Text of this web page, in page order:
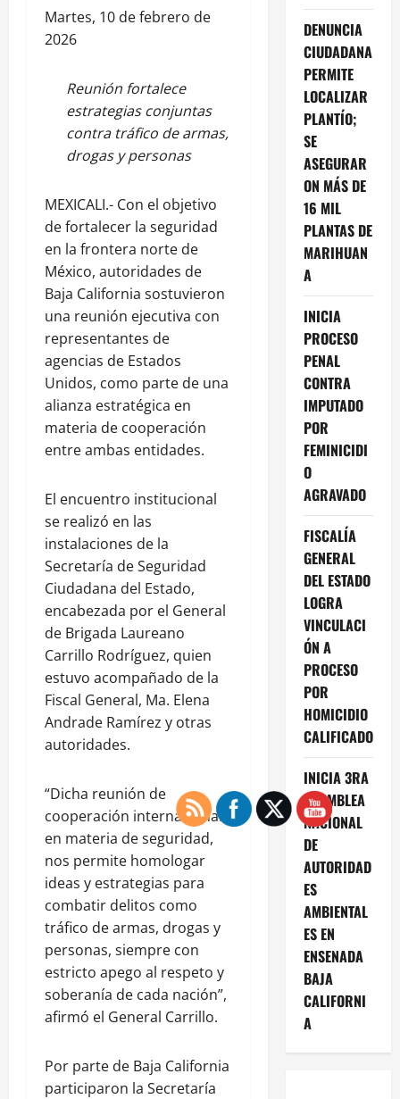
Martes, 10 de febrero de
2026
Reunión fortalece
estrategias conjuntas
contra tráfico de armas,
drogas y personas
MEXICALI.- Con el objetivo
de fortalecer la seguridad
en la frontera norte de
México, autoridades de
Baja California sostuvieron
una reunión ejecutiva con
representantes de
agencias de Estados
Unidos, como parte de una
alianza estratégica en
materia de cooperación
entre ambas entidades.
El encuentro institucional
se realizó en las
instalaciones de la
Secretaría de Seguridad
Ciudadana del Estado,
encabezada por el General
de Brigada Laureano
Carrillo Rodríguez, quien
estuvo acompañado de la
Fiscal General, Ma. Elena
Andrade Ramírez y otras
autoridades.
“Dicha reunión de
cooperación internacional
en materia de seguridad,
nos permite homologar
ideas y estrategias para
combatir delitos como
tráfico de armas, drogas y
personas, siempre con
estricto apego al respeto y
soberanía de cada nación”,
afirmó el General Carrillo.
Por parte de Baja California
participaron la Secretaría
DENUNCIA
CIUDADANA
PERMITE
LOCALIZAR
PLANTÍO;
SE
ASEGURAR
ON MÁS DE
16 MIL
PLANTAS DE
MARIHUAN
A
INICIA
PROCESO
PENAL
CONTRA
IMPUTADO
POR
FEMINICIDI
O
AGRAVADO
FISCALÍA
GENERAL
DEL ESTADO
LOGRA
VINCULACI
ÓN A
PROCESO
POR
HOMICIDIO
CALIFICADO
INICIA 3RA
ASAMBLEA
NACIONAL
DE
AUTORIDAD
ES
AMBIENTAL
ES EN
ENSENADA
BAJA
CALIFORNI
A